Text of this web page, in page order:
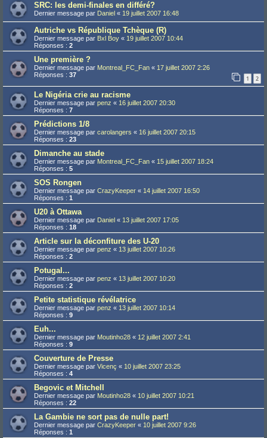
SRC: les demi-finales en différé?
Dernier message par Daniel « 19 juillet 2007 16:48
Autriche vs République Tchèque (R)
Dernier message par Bxl Boy « 19 juillet 2007 10:44
Réponses : 2
Une première ?
Dernier message par Montreal_FC_Fan « 17 juillet 2007 2:26
Réponses : 37 1 2
Le Nigéria crie au racisme
Dernier message par penz « 16 juillet 2007 20:30
Réponses : 7
Prédictions 1/8
Dernier message par carolangers « 16 juillet 2007 20:15
Réponses : 23
Dimanche au stade
Dernier message par Montreal_FC_Fan « 15 juillet 2007 18:24
Réponses : 5
SOS Rongen
Dernier message par CrazyKeeper « 14 juillet 2007 16:50
Réponses : 1
U20 à Ottawa
Dernier message par Daniel « 13 juillet 2007 17:05
Réponses : 18
Article sur la déconfiture des U-20
Dernier message par penz « 13 juillet 2007 10:26
Réponses : 2
Potugal...
Dernier message par penz « 13 juillet 2007 10:20
Réponses : 2
Petite statistique révélatrice
Dernier message par penz « 13 juillet 2007 10:14
Réponses : 9
Euh...
Dernier message par Moutinho28 « 12 juillet 2007 2:41
Réponses : 9
Couverture de Presse
Dernier message par Vicenç « 10 juillet 2007 23:25
Réponses : 4
Begovic et Mitchell
Dernier message par Moutinho28 « 10 juillet 2007 10:21
Réponses : 22
La Gambie ne sort pas de nulle part!
Dernier message par CrazyKeeper « 10 juillet 2007 9:26
Réponses : 1